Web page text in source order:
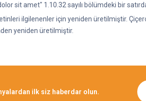
sit amet" 1.10.32 sayılı bölümdeki bir
ilgilenenler için yeniden üretilmiştir.
yeniden üretilmiştir.
ilk siz haberdar olun.